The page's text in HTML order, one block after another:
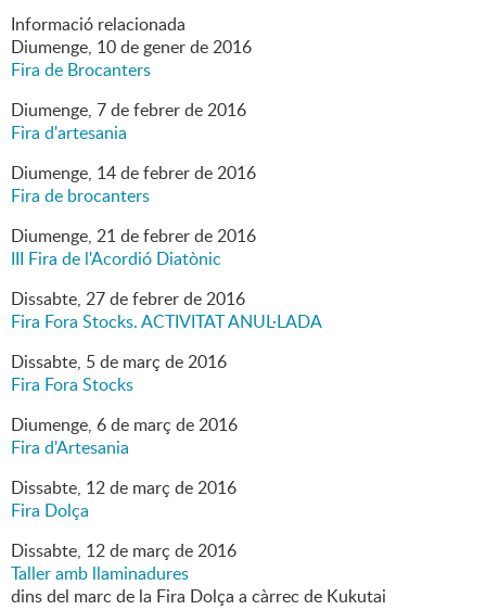
Informació relacionada
Diumenge, 10de generde2016
Fira de Brocanters
Diumenge, 7defebrerde2016
Fira d'artesania
Diumenge, 14defebrerde2016
Fira de brocanters
Diumenge, 21defebrerde2016
III Fira de l'Acordió Diatònic
Dissabte, 27defebrerde2016
Fira Fora Stocks. ACTIVITAT ANUL·LADA
Dissabte, 5de març de2016
Fira Fora Stocks
Diumenge, 6de març de2016
Fira d'Artesania
Dissabte, 12de març de2016
Fira Dolça
Dissabte, 12de març de2016
Taller amb llaminadures
dins del marc de la Fira Dolça a càrrec de Kukutai